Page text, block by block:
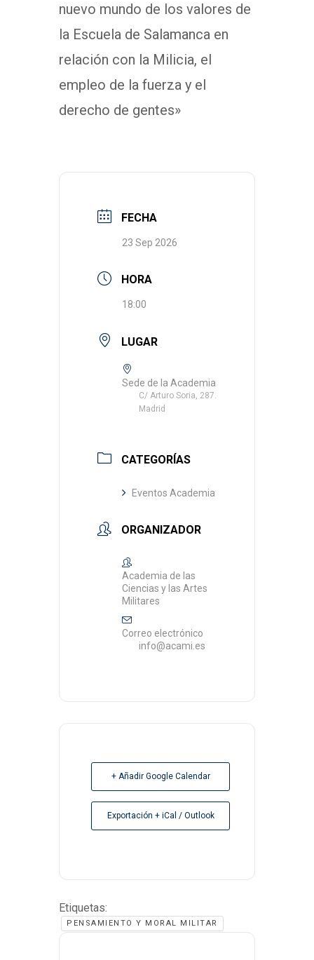
nuevo mundo de los valores de
la Escuela de Salamanca en
relación con la Milicia, el
empleo de la fuerza y el
derecho de gentes»
FECHA
23 Sep 2026
HORA
18:00
LUGAR
Sede de la Academia
C/ Arturo Soria, 287.
Madrid
CATEGORÍAS
Eventos Academia
ORGANIZADOR
Academia de las
Ciencias y las Artes
Militares
Correo electrónico
info@acami.es
+ Añadir Google Calendar
Exportación + iCal / Outlook
Etiquetas:
PENSAMIENTO Y MORAL MILITAR